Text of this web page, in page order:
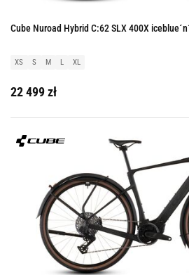
Cube Nuroad Hybrid C:62 SLX 400X
XS S M L XL
22 499 zł